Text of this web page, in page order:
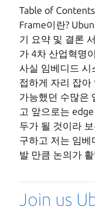
Table of
Frame이란?
기 요약 및 결론
가 4차 산업혁명
사실 임베디드 시
접하게 자리 잡아
가능했던 수많은
고 앞으로는
두가 될 것이라
구하고 저는 임베
발 만큼 논의가
Join us